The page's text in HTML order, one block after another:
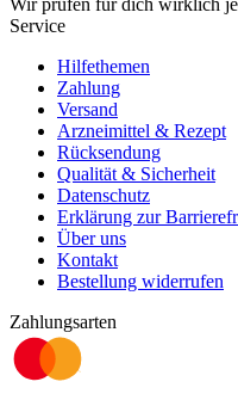
Wir prüfen für dich wirklich
Service
Hilfethemen
Zahlung
Versand
Arzneimittel & Rezept
Rücksendung
Qualität & Sicherheit
Datenschutz
Erklärung zur
Über uns
Kontakt
Bestellung widerrufen
Zahlungsarten